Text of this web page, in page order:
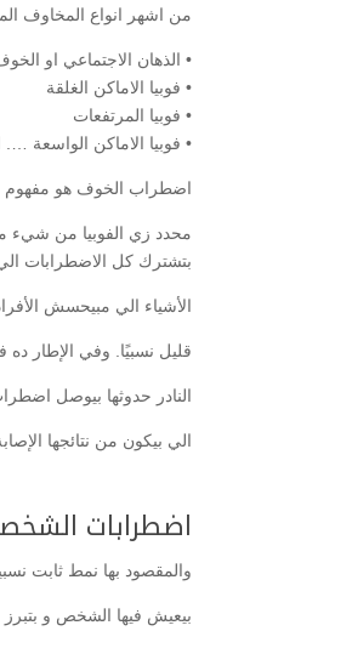
من اشهر انواع المخاوف
• الذهان الاجتماعي او
• فوبيا الاماكن الغلقة
• فوبيا المرتفعات
• فوبيا الاماكن الواسعة ….
اضطراب الخوف هو مفهوم
محدد زي الفوبيا من شيء
بتشترك كل الاضطرابات
الأشياء الي مبيحسش
قليل نسبيًا. وفي الإطار
النادر حدوثها بيوصل
الي بيكون من نتائجها
اضطرابات
والمقصود بها نمط ثابت
بيعيش فيها الشخص و بتبرز